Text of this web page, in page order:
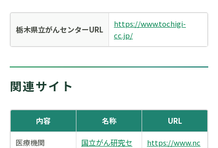
栃木県立がんセンターURL
https://www.tochigi-
cc.jp/
関連サイト
内容 名称 URL
医療機関
国立がん研究セ
https://www.nc